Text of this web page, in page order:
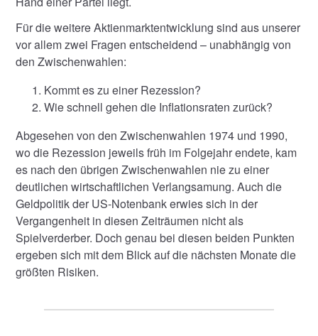
Für die weitere Aktienmarktentwicklung sind aus unserer
vor allem zwei Fragen entscheidend – unabhängig von
den Zwischenwahlen:
Kommt es zu einer Rezession?
Wie schnell gehen die Inflationsraten zurück?
Abgesehen von den Zwischenwahlen 1974 und 1990,
wo die Rezession jeweils früh im Folgejahr endete, kam
es nach den übrigen Zwischenwahlen nie zu einer
deutlichen wirtschaftlichen Verlangsamung. Auch die
Geldpolitik der US-Notenbank erwies sich in der
Vergangenheit in diesen Zeiträumen nicht als
Spielverderber. Doch genau bei diesen beiden Punkten
ergeben sich mit dem Blick auf die nächsten Monate die
größten Risiken.